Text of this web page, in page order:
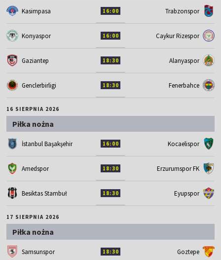
Kasimpasa 16:00 Trabzonspor
Konyaspor 16:00 Caykur Rizespor
Gaziantep 18:30 Alanyaspor
Genclerbirligi 18:30 Fenerbahce
16 SIERPNIA 2026
Piłka nożna
İstanbul Başakşehir 16:00 Kocaelispor
Amedspor 18:30 Erzurumspor FK
Besiktas Stambuł 18:30 Eyupspor
17 SIERPNIA 2026
Piłka nożna
Samsunspor 18:30 Goztepe